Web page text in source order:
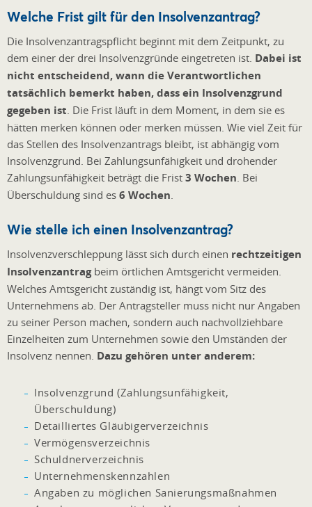
Welche Frist gilt für den Insolvenzantrag?
Die Insolvenzantragspflicht beginnt mit dem Zeitpunkt, zu
dem einer der drei Insolvenzgründe eingetreten ist. Dabei ist
nicht entscheidend, wann die Verantwortlichen
tatsächlich bemerkt haben, dass ein Insolvenzgrund
gegeben ist. Die Frist läuft in dem Moment, in dem sie es
hätten merken können oder merken müssen. Wie viel Zeit für
das Stellen des Insolvenzantrags bleibt, ist abhängig vom
Insolvenzgrund. Bei Zahlungsunfähigkeit und drohender
Zahlungsunfähigkeit beträgt die Frist 3 Wochen. Bei
Überschuldung sind es 6 Wochen.
Wie stelle ich einen Insolvenzantrag?
Insolvenzverschleppung lässt sich durch einen rechtzeitigen
Insolvenzantragbeim örtlichen Amtsgericht vermeiden.
Welches Amtsgericht zuständig ist, hängt vom Sitz des
Unternehmens ab. Der Antragsteller muss nicht nur Angaben
zu seiner Person machen, sondern auch nachvollziehbare
Einzelheiten zum Unternehmen sowie den Umständen der
Insolvenz nennen. Dazu gehören unter anderem:
Insolvenzgrund (Zahlungsunfähigkeit,
Überschuldung)
Detailliertes Gläubigerverzeichnis
Vermögensverzeichnis
Schuldnerverzeichnis
Unternehmenskennzahlen
Angaben zu möglichen Sanierungsmaßnahmen